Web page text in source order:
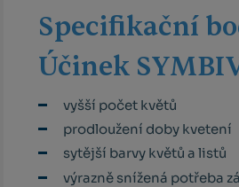
Specifikační
Účinek
vyšší počet květů
prodloužení doby kvetení
sytější barvy květů a listů
výrazně snížená potřeba